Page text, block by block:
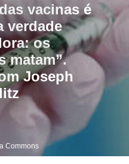
vacinas é
verdade
os
matam”.
Joseph
Commons